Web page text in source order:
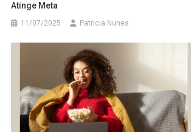
Atinge Meta
11/07/2025 Patricia Nunes